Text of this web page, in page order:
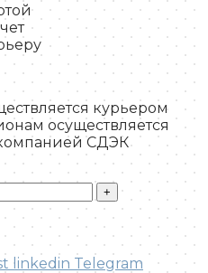
курьером
осуществляется
СДЭК
linkedin Telegram